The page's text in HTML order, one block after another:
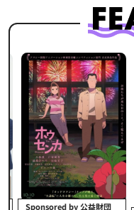
Sponsored by 公益財団